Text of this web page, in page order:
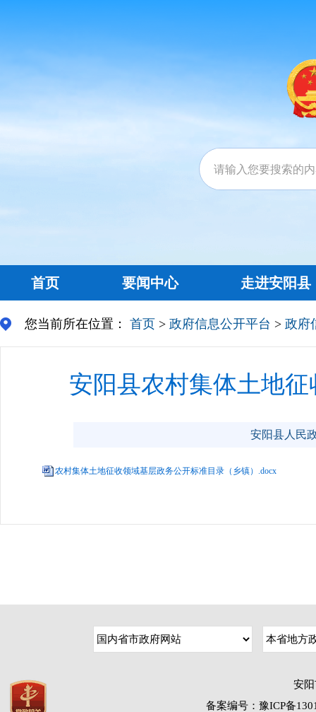
首页 要闻中心 走进安阳县
您当前所在位置： 首页 > 政府信息公开平台 > 政府
安阳县农村集体土地
安阳县人民
农村集体土地征收领域基层政务公开标准目录（乡镇）.docx
安
备案编号：豫ICP备